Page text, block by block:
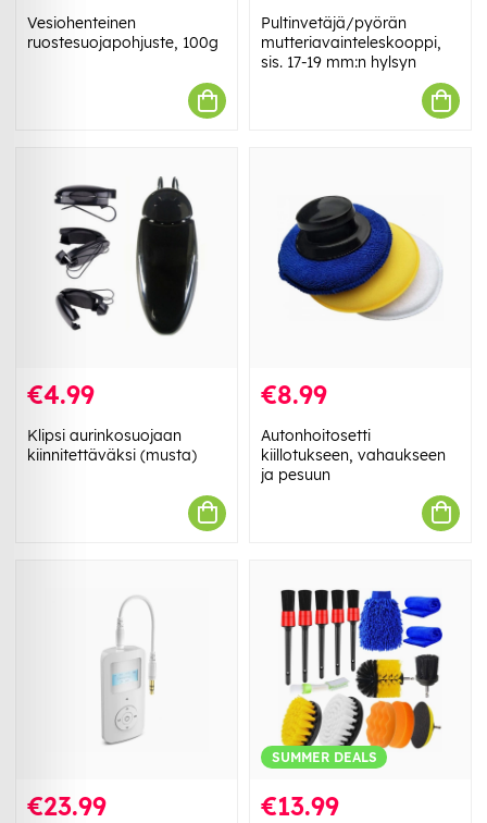
Vesiohenteinen
ruostesuojapohjuste, 100g
Pultinvetäjä/pyörän
mutteriavainteleskooppi,
sis. 17-19 mm:n hylsyn
€4.99
Klipsi aurinkosuojaan
kiinnitettäväksi (musta)
€8.99
Autonhoitosetti
kiillotukseen, vahaukseen
ja pesuun
€23.99
SUMMER DEALS
€13.99